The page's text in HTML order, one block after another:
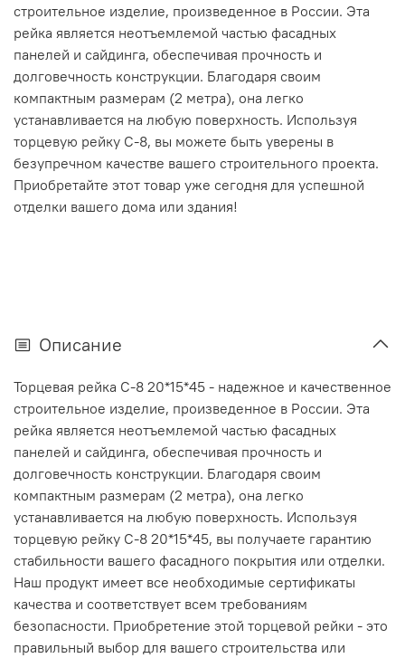
строительное изделие, произведенное в России. Эта
рейка является неотъемлемой частью фасадных
панелей и сайдинга, обеспечивая прочность и
долговечность конструкции. Благодаря своим
компактным размерам (2 метра), она легко
устанавливается на любую поверхность. Используя
торцевую рейку С-8, вы можете быть уверены в
безупречном качестве вашего строительного проекта.
Приобретайте этот товар уже сегодня для успешной
отделки вашего дома или здания!
Описание
Торцевая рейка С-8 20*15*45 - надежное и качественное
строительное изделие, произведенное в России. Эта
рейка является неотъемлемой частью фасадных
панелей и сайдинга, обеспечивая прочность и
долговечность конструкции. Благодаря своим
компактным размерам (2 метра), она легко
устанавливается на любую поверхность. Используя
торцевую рейку С-8 20*15*45, вы получаете гарантию
стабильности вашего фасадного покрытия или отделки.
Наш продукт имеет все необходимые сертификаты
качества и соответствует всем требованиям
безопасности. Приобретение этой торцевой рейки - это
правильный выбор для вашего строительства или